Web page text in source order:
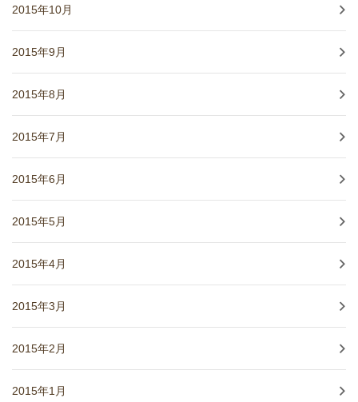
2015年10月
2015年9月
2015年8月
2015年7月
2015年6月
2015年5月
2015年4月
2015年3月
2015年2月
2015年1月